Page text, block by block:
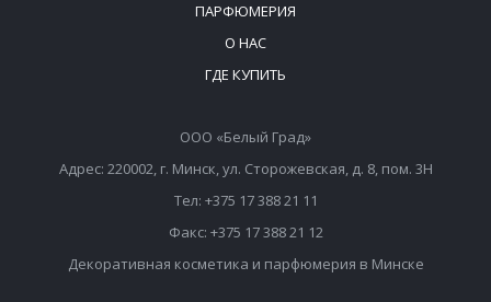
ПАРФЮМЕРИЯ
О НАС
ГДЕ КУПИТЬ
ООО «Белый Град»
Адрес: 220002, г. Минск, ул. Сторожевская, д. 8, пом. 3Н
Тел: +375 17 388 21 11
Факс: +375 17 388 21 12
Декоративная косметика и парфюмерия в Минске